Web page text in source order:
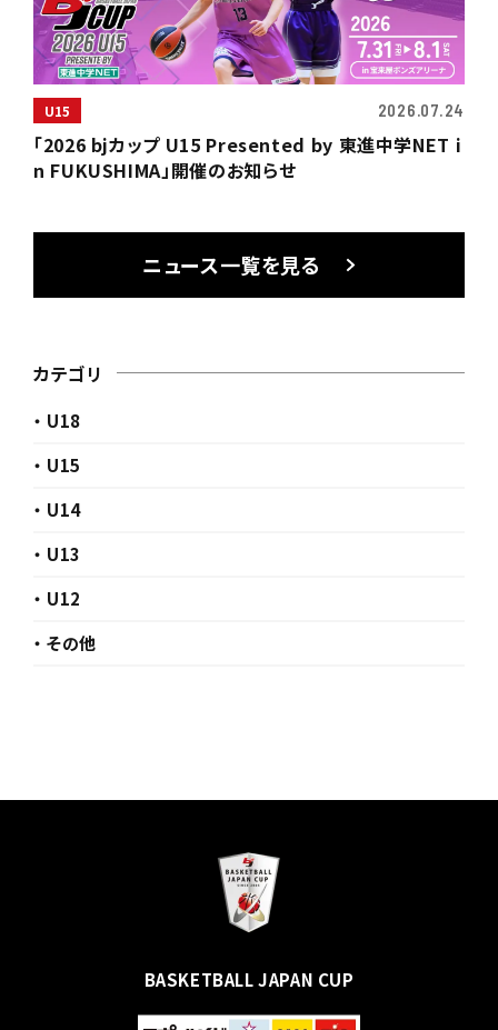
U15 2026.07.24
「2026 bjカップ U15 Presented by 東進中学NET i
n FUKUSHIMA」開催のお知らせ
ニュース一覧を見る
カテゴリ
・ U18
・ U15
・ U14
・ U13
・ U12
・ その他
BASKETBALL JAPAN CUP